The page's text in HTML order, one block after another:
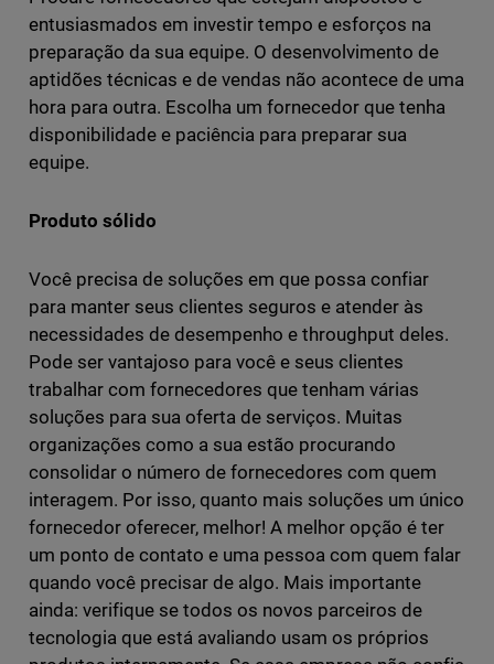
entusiasmados em investir tempo e esforços na
preparação da sua equipe. O desenvolvimento de
aptidões técnicas e de vendas não acontece de uma
hora para outra. Escolha um fornecedor que tenha
disponibilidade e paciência para preparar sua
equipe.
Produto sólido
Você precisa de soluções em que possa confiar
para manter seus clientes seguros e atender às
necessidades de desempenho e throughput deles.
Pode ser vantajoso para você e seus clientes
trabalhar com fornecedores que tenham várias
soluções para sua oferta de serviços. Muitas
organizações como a sua estão procurando
consolidar o número de fornecedores com quem
interagem. Por isso, quanto mais soluções um único
fornecedor oferecer, melhor! A melhor opção é ter
um ponto de contato e uma pessoa com quem falar
quando você precisar de algo. Mais importante
ainda: verifique se todos os novos parceiros de
tecnologia que está avaliando usam os próprios